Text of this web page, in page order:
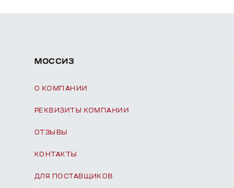
МОССИЗ
О КОМПАНИИ
РЕКВИЗИТЫ КОМПАНИИ
ОТЗЫВЫ
КОНТАКТЫ
ДЛЯ ПОСТАВЩИКОВ